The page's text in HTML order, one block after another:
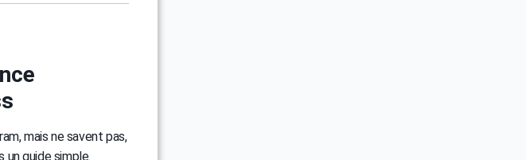
mais ne savent pas,
un guide simple.